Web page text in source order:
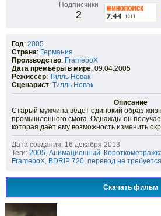
Подписчики
2
Год: 2005
Страна: Германия
Производство: FrameboX
Дата премьеры в мире: 09.04.2005
Режиссёр: Тилль Новак
Сценарист: Тилль Новак
Описание
Старый мужчина ведёт одинокий образ
промышленного смога. Однажды он
которая даёт ему возможность изменить
Дата создания: 16 декабря 2013
Теги: 2005, Анимационный,
FrameboX, BDRIP 720, перевод не требуется
Скачать фильм